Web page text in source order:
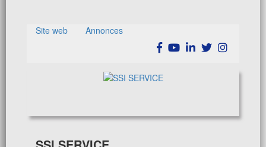
Site web Annonces